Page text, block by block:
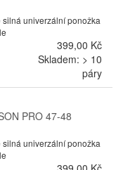
univerzální ponožka
399,00 Kč
Skladem: > 10
páry
PRO 47-48
univerzální ponožka